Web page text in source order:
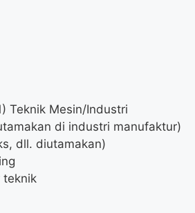
Teknik Mesin/Industri
di industri manufaktur)
dll. diutamakan)
teknik